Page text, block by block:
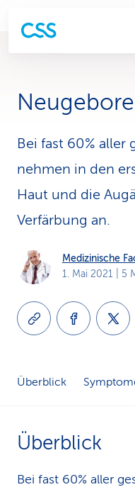
Bei fast 60% aller
nehmen in den
Haut und die
Verfärbung an.
Medizinische
1. Mai 2021 | 5
Überblick
Überblick
Bei fast 60% aller